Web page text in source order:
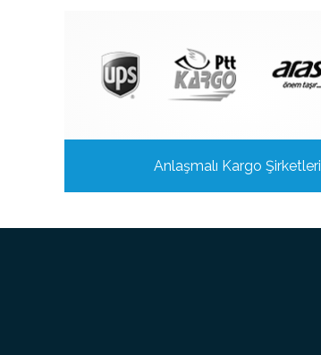
Anlaşmalı Kargo Şirketleri